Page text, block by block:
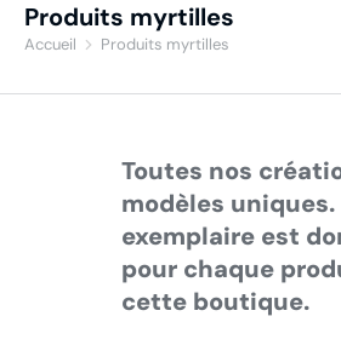
Produits myrtilles
Vous êtes ici :
Accueil Produits myrtilles
Toutes nos
modèles uniques.
exemplaire est
pour chaque
cette boutique.